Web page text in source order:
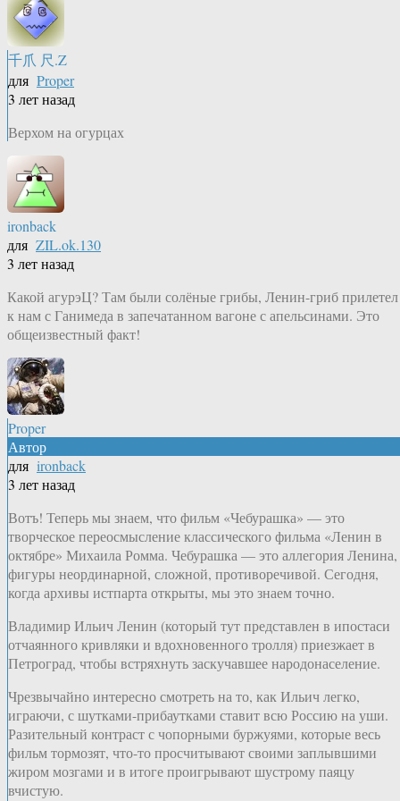
千爪 尺.Z
для Proper
3 лет назад
Верхом на огурцах
ironback
для ZIL.ok.130
3 лет назад
Какой агурэЦ? Там были солёные грибы, Ленин-гриб прилетел
к нам с Ганимеда в запечатанном вагоне с апельсинами. Это
общеизвестный факт!
Proper
Автор
для ironback
3 лет назад
Вотъ! Теперь мы знаем, что фильм «Чебурашка» — это
творческое переосмысление классического фильма «Ленин в
октябре» Михаила Ромма. Чебурашка — это аллегория Ленина,
фигуры неординарной, сложной, противоречивой. Сегодня,
когда архивы истпарта открыты, мы это знаем точно.
Владимир Ильич Ленин (который тут представлен в ипостаси
отчаянного кривляки и вдохновенного тролля) приезжает в
Петроград, чтобы встряхнуть заскучавшее народонаселение.
Чрезвычайно интересно смотреть на то, как Ильич легко,
играючи, с шутками-прибаутками ставит всю Россию на уши.
Разительный контраст с чопорными буржуями, которые весь
фильм тормозят, что-то просчитывают своими заплывшими
жиром мозгами и в итоге проигрывают шустрому паяцу
вчистую.